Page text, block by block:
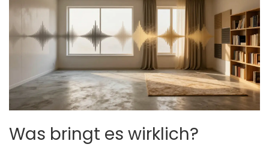
Was bringt es wirklich?